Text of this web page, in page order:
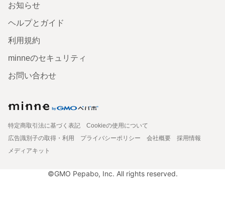
お知らせ
ヘルプとガイド
利用規約
minneのセキュリティ
お問い合わせ
特定商取引法に基づく表記
Cookieの使用について
広告識別子の取得・利用
プライバシーポリシー 会社概要
採用情報
メディアキット
©GMO Pepabo, Inc. All rights reserved.